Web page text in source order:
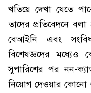
খতিয়ে দেখা যেতে
তাদের প্রতিবেদনে বলা
বেআইনি এবং
বিশেষজ্ঞদের মধ্যেও
সুপারিশের পর নন-
নিয়োগ দেওয়ার কোনো